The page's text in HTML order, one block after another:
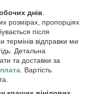
днів
розмірах, пропорціях
після
термінів відправки ми
Детальна
та доставки за
. Вартість